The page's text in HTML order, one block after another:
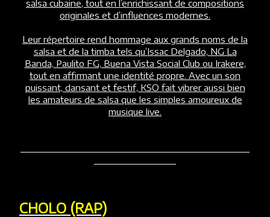
salsa cubaine, tout en l’enrichissant de compositions
originales et d’influences modernes.
Leur répertoire rend hommage aux grands noms de la
salsa et de la timba tels qu’Issac Delgado, NG La
Banda, Paulito FG, Buena Vista Social Club ou Irakere,
tout en affirmant une identité propre. Avec un son
puissant, dansant et festif, KSO fait vibrer aussi bien
les amateurs de salsa que les simples amoureux de
musique live.
CHOLO (RAP)